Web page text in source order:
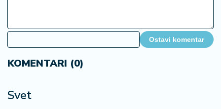
Ostavi komentar
KOMENTARI (0)
Svet